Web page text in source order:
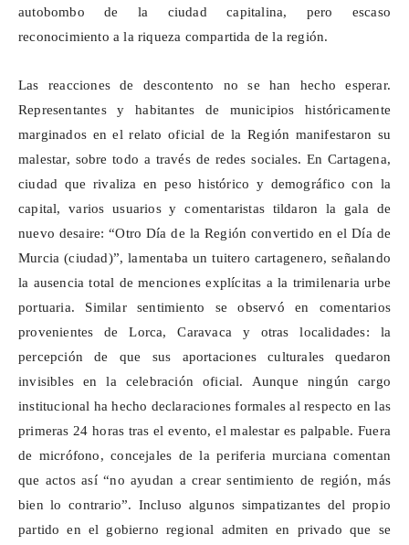
autobombo de la ciudad capitalina, pero escaso
reconocimiento a la riqueza compartida de la región.
Las reacciones de descontento no se han hecho esperar.
Representantes y habitantes de municipios históricamente
marginados en el relato oficial de la Región manifestaron su
malestar, sobre todo a través de redes sociales. En Cartagena,
ciudad que rivaliza en peso histórico y demográfico con la
capital, varios usuarios y comentaristas tildaron la gala de
nuevo desaire: “Otro Día de la Región convertido en el Día de
Murcia (ciudad)”, lamentaba un tuitero cartagenero, señalando
la ausencia total de menciones explícitas a la trimilenaria urbe
portuaria. Similar sentimiento se observó en comentarios
provenientes de Lorca, Caravaca y otras localidades: la
percepción de que sus aportaciones culturales quedaron
invisibles en la celebración oficial. Aunque ningún cargo
institucional ha hecho declaraciones formales al respecto en las
primeras 24 horas tras el evento, el malestar es palpable. Fuera
de micrófono, concejales de la periferia murciana comentan
que actos así “no ayudan a crear sentimiento de región, más
bien lo contrario”. Incluso algunos simpatizantes del propio
partido en el gobierno regional admiten en privado que se